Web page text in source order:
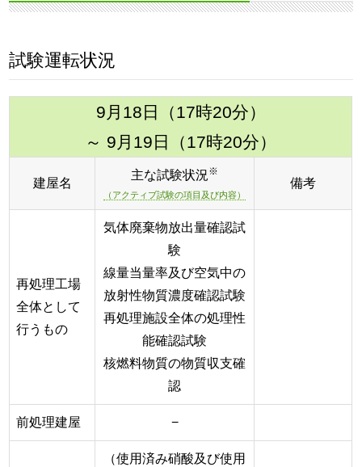
試験運転状況
9月18日（17時20分）
～ 9月19日（17時20分）
建屋名
主な試験状況※
（アクティブ試験の項目及び内容）
備考
再処理工場
全体として
行うもの
気体廃棄物放出量確認試
験
線量当量率及び空気中の
放射性物質濃度確認試験
再処理施設全体の処理性
能確認試験
核燃料物質の物質収支確
認
前処理建屋 −
（使用済み硝酸及び使用